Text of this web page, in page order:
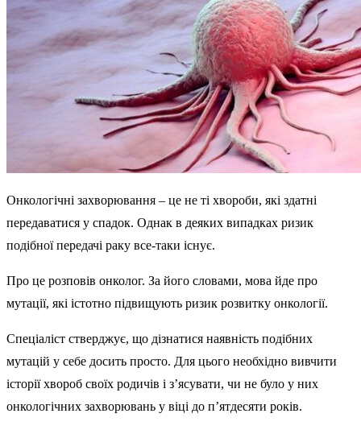
Онкологічні захворювання – це не ті хвороби, які здатні
передаватися у спадок. Однак в деяких випадках ризик
подібної передачі раку все-таки існує.
Про це розповів онколог. За його словами, мова йде про
мутації, які істотно підвищують ризик розвитку онкології.
Спеціаліст стверджує, що дізнатися наявність подібних
мутацій у себе досить просто. Для цього необхідно вивчити
історії хвороб своїх родичів і з’ясувати, чи не було у них
онкологічних захворювань у віці до п’ятдесяти років.